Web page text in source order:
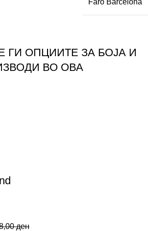
Faro Barcelona
ГИ ОПЦИИТЕ ЗА БОЈА И
ВО ОВА
ден